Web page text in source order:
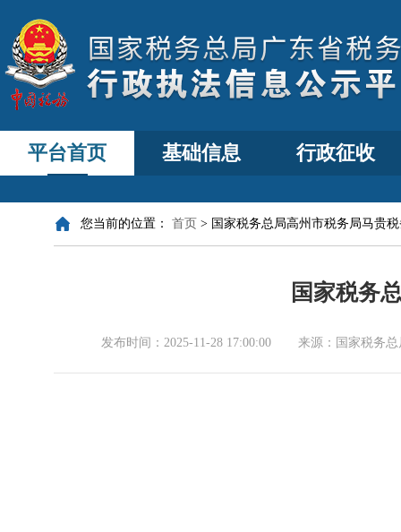
平台首页 基础信息 行政征收
您当前的位置： 首页 > 国家税务总局高州市税务局马贵
国家税务
发布时间： 2025-11-28 17:00:00 来源： 国家税务